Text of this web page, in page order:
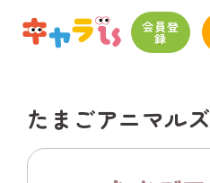
会員登
録
たまごアニマルズ